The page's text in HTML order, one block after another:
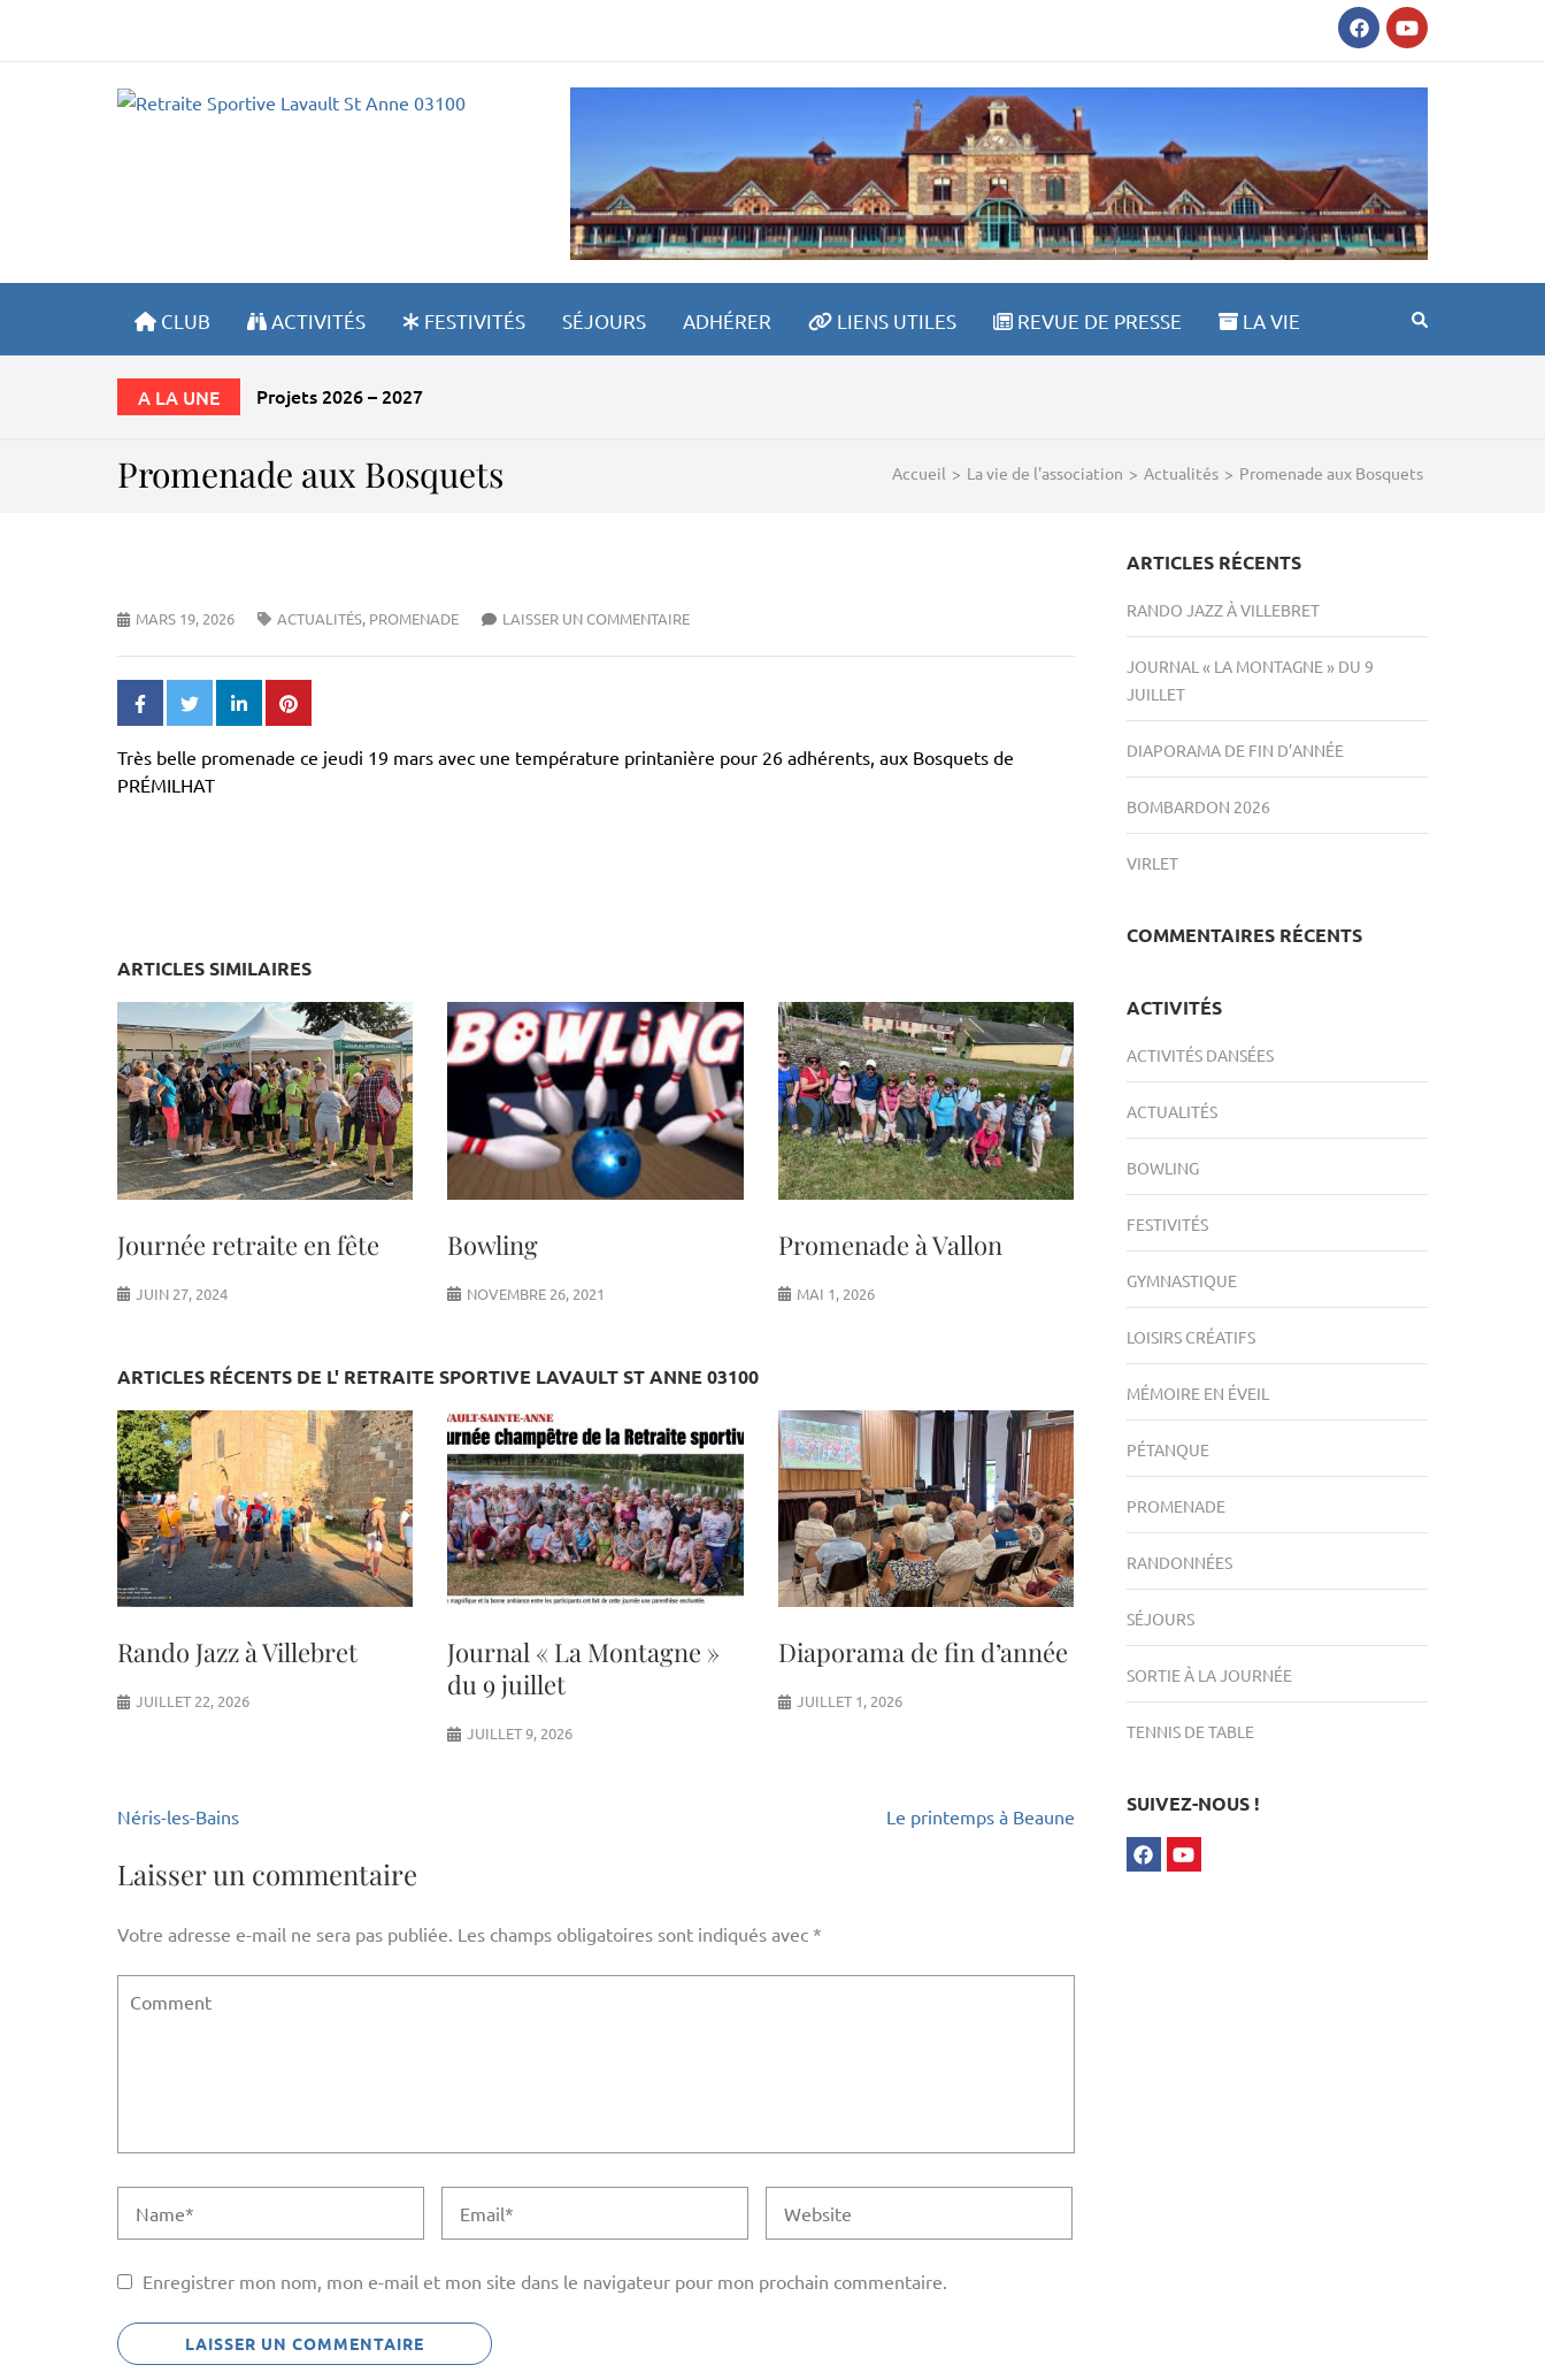
RETRAITE SPORTIVE LAVAULT ST ANNE 03100
CLUB ACTIVITÉS FESTIVITÉS SÉJOURS ADHÉRER LIENS UTILES REVUE DE PRESSE LA VIE
A LA UNE Projets 2026 – 2027
Accueil > La vie de l'association > Actualités > Promenade aux Bosquets
Promenade aux Bosquets
MARS 19, 2026 ACTUALITÉS, PROMENADE LAISSER UN COMMENTAIRE
Très belle promenade ce jeudi 19 mars avec une température printanière pour 26 adhérents, aux Bosquets de
PRÉMILHAT
ARTICLES SIMILAIRES
Journée retraite en fête
JUIN 27, 2024
Bowling
NOVEMBRE 26, 2021
Promenade à Vallon
MAI 1, 2026
ARTICLES RÉCENTS DE L' RETRAITE SPORTIVE LAVAULT ST ANNE 03100
Rando Jazz à Villebret
JUILLET 22, 2026
Journal « La Montagne »
du 9 juillet
JUILLET 9, 2026
Diaporama de fin d’année
JUILLET 1, 2026
Navigation
l’article
Néris-les-Bains Le printemps à Beaune
Laisser un commentaire
Votre adresse e-mail ne sera pas publiée. Les champs obligatoires sont indiqués avec *
Enregistrer mon nom, mon e-mail et mon site dans le navigateur pour mon prochain commentaire.
ARTICLES RÉCENTS
RANDO JAZZ À VILLEBRET
JOURNAL « LA MONTAGNE » DU 9
JUILLET
DIAPORAMA DE FIN D’ANNÉE
BOMBARDON 2026
VIRLET
COMMENTAIRES RÉCENTS
ACTIVITÉS
ACTIVITÉS DANSÉES
ACTUALITÉS
BOWLING
FESTIVITÉS
GYMNASTIQUE
LOISIRS CRÉATIFS
MÉMOIRE EN ÉVEIL
PÉTANQUE
PROMENADE
RANDONNÉES
SÉJOURS
SORTIE À LA JOURNÉE
TENNIS DE TABLE
SUIVEZ-NOUS !